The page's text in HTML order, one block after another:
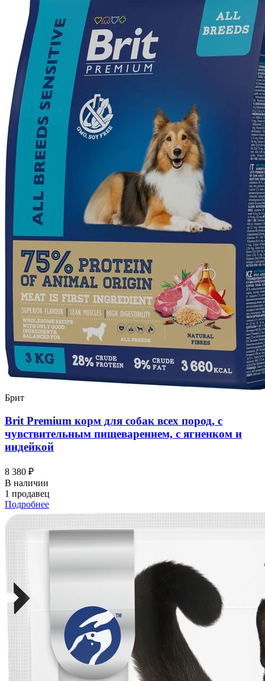
Брит
Brit Premium корм для собак всех пород, с
чувствительным пищеварением, с ягненком и
индейкой
8 380 ₽
В наличии
1 продавец
Подробнее